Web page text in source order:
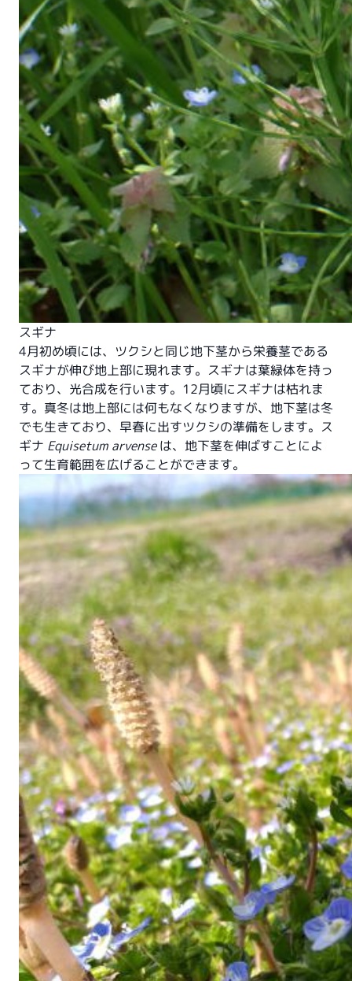
スギナ
4月初め頃には、ツクシと同じ地下茎から栄養茎である
スギナが伸び地上部に現れます。スギナは葉緑体を持っ
ており、光合成を行います。12月頃にスギナは枯れま
す。真冬は地上部には何もなくなりますが、地下茎は冬
でも生きており、早春に出すツクシの準備をします。ス
ギナ Equisetum arvenseは、地下茎を伸ばすことによ
って生育範囲を広げることができます。